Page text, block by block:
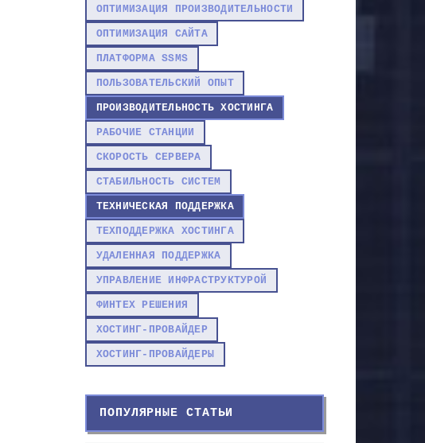
ОПТИМИЗАЦИЯ ПРОИЗВОДИТЕЛЬНОСТИ
ОПТИМИЗАЦИЯ САЙТА
ПЛАТФОРМА SSMS
ПОЛЬЗОВАТЕЛЬСКИЙ ОПЫТ
ПРОИЗВОДИТЕЛЬНОСТЬ ХОСТИНГА
РАБОЧИЕ СТАНЦИИ
СКОРОСТЬ СЕРВЕРА
СТАБИЛЬНОСТЬ СИСТЕМ
ТЕХНИЧЕСКАЯ ПОДДЕРЖКА
ТЕХПОДДЕРЖКА ХОСТИНГА
УДАЛЕННАЯ ПОДДЕРЖКА
УПРАВЛЕНИЕ ИНФРАСТРУКТУРОЙ
ФИНТЕХ РЕШЕНИЯ
ХОСТИНГ-ПРОВАЙДЕР
ХОСТИНГ-ПРОВАЙДЕРЫ
ПОПУЛЯРНЫЕ СТАТЬИ